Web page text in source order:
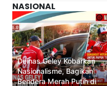
NASIONAL
Deinas Geley Kobarkan
Nasionalisme, Bagikan
Bendera Merah Putih di